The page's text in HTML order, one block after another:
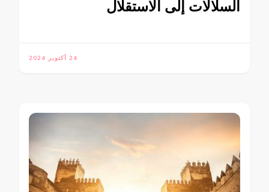
السلالات إلى الاستقلال
24 أكتوبر 2024